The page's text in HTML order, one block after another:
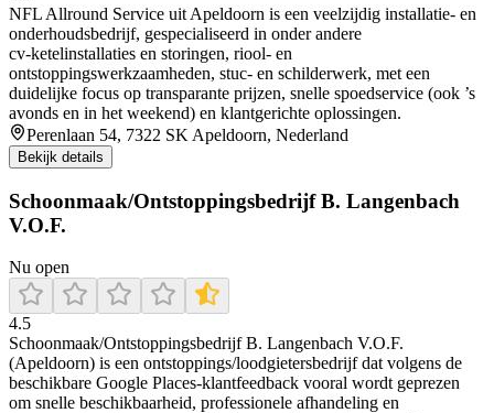
NFL Allround Service uit Apeldoorn is een veelzijdig installatie- en
onderhoudsbedrijf, gespecialiseerd in onder andere
cv‑ketelinstallaties en storingen, riool- en
ontstoppingswerkzaamheden, stuc‑ en schilderwerk, met een
duidelijke focus op transparante prijzen, snelle spoedservice (ook ’s
avonds en in het weekend) en klantgerichte oplossingen.
Perenlaan 54, 7322 SK Apeldoorn, Nederland
Bekijk details
Schoonmaak/Ontstoppingsbedrijf B. Langenbach
V.O.F.
Nu open
4.5
Schoonmaak/Ontstoppingsbedrijf B. Langenbach V.O.F.
(Apeldoorn) is een ontstoppings/loodgietersbedrijf dat volgens de
beschikbare Google Places-klantfeedback vooral wordt geprezen
om snelle beschikbaarheid, professionele afhandeling en